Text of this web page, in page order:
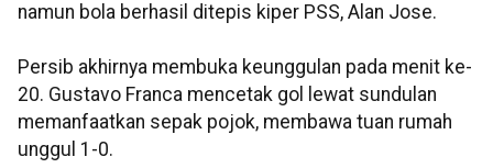
namun bola berhasil ditepis kiper PSS, Alan Jose.
Persib akhirnya membuka keunggulan pada menit ke-
20. Gustavo Franca mencetak gol lewat sundulan
memanfaatkan sepak pojok, membawa tuan rumah
unggul 1-0.